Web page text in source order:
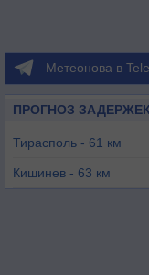
Метеонова в
ПРОГНОЗ
Тирасполь - 61 км
Кишинев - 63 км